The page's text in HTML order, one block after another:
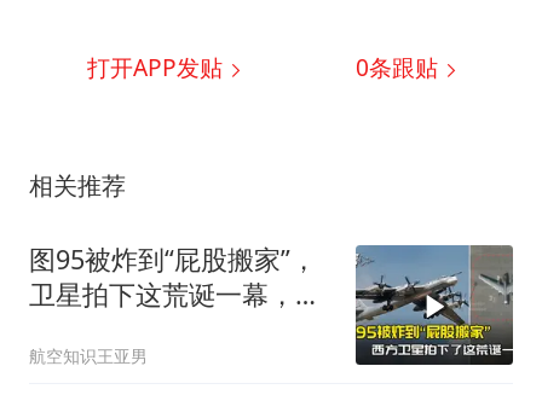
打开APP发贴 0条跟贴
相关推荐
图95被炸到“屁股搬家”，
卫星拍下这荒诞一幕，普
航空知识王亚男